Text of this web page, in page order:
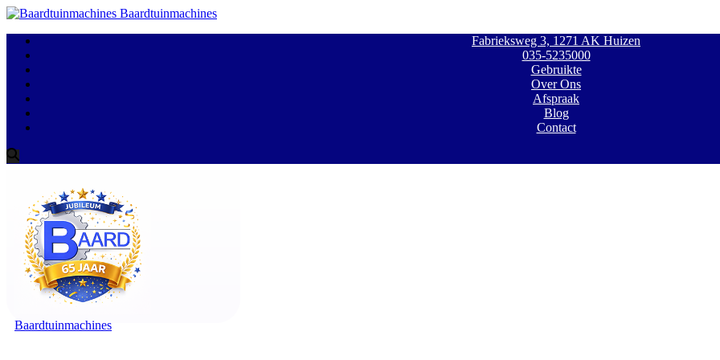
Baardtuinmachines
Fabrieksweg 3, 1271 AK Huizen
035-5235000
Gebruikte
Over Ons
Afspraak
Blog
Contact
Baardtuinmachines